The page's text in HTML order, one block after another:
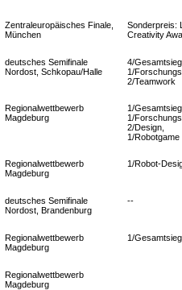
Zentraleuropäisches Finale,
München
Sonderpreis:
Creativity
deutsches Semifinale
Nordost, Schkopau/Halle
4/
1/
2/Teamwork
Regionalwettbewerb
Magdeburg
1/
1/
2/Design,
1/Robotgame
Regionalwettbewerb
Magdeburg
1/Robot-
deutsches Semifinale
Nordost, Brandenburg
--
Regionalwettbewerb
Magdeburg
1/
Regionalwettbewerb
Magdeburg